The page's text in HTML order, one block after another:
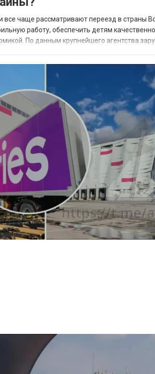
все чаще рассматривают переезд в страны
работу, обеспечить детям
По данным крупнейшего агентства